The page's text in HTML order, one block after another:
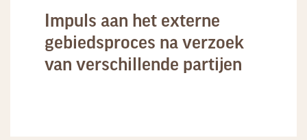
Impuls aan het externe
gebiedsproces na verzoek
van verschillende partijen